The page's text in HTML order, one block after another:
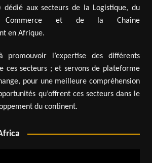
dédié aux secteurs de la Logistique, du
Commerce et de la Chaîne
en Afrique.
promouvoir l’expertise des différents
ces secteurs ; et servons de plateforme
pour une meilleure compréhension
qu’offrent ces secteurs dans le
du continent.